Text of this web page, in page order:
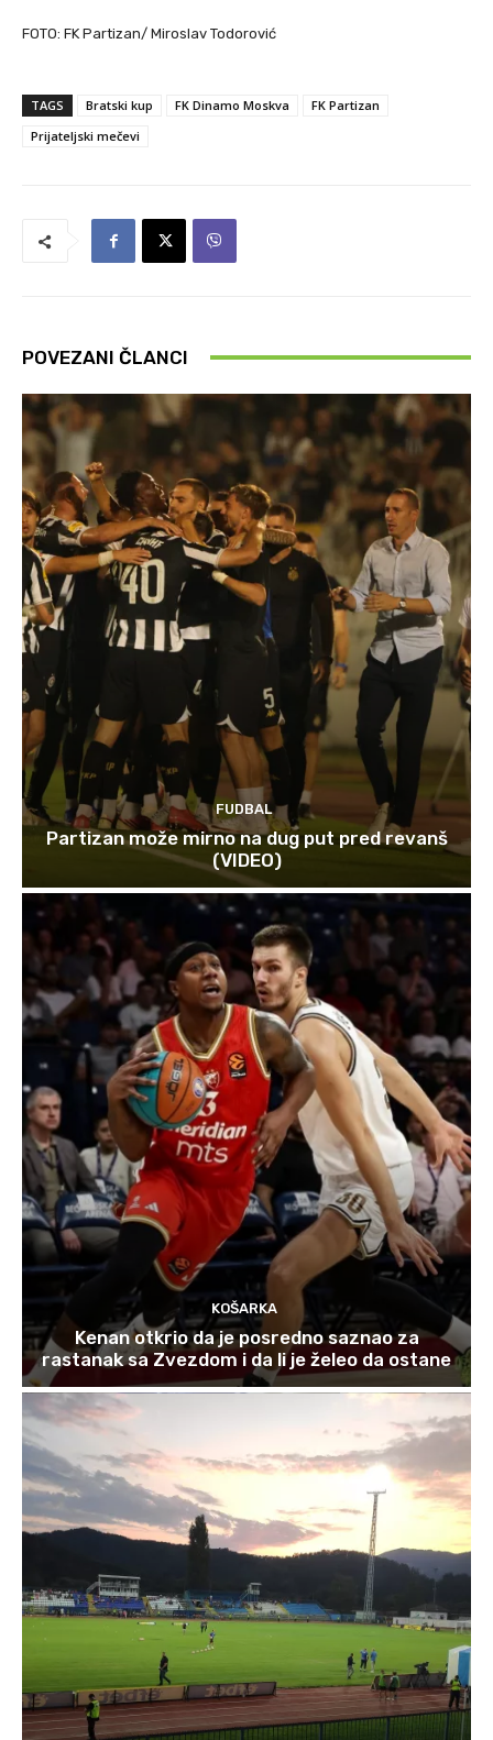
FOTO: FK Partizan/ Miroslav Todorović
TAGS Bratski kup FK Dinamo Moskva
FK Partizan
Prijateljski mečevi
POVEZANI ČLANCI
FUDBAL
Partizan može mirno na dug put pred revanš
(VIDEO)
KOŠARKA
Kenan otkrio da je posredno saznao za
rastanak sa Zvezdom i da li je želeo da ostane